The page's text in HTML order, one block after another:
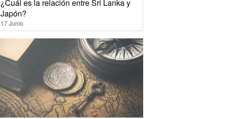
¿Cuál es la relación entre Sri Lanka y
Japón?
17 Junio